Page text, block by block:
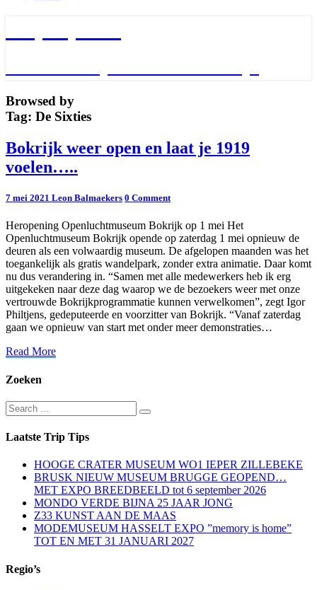
Browsed by
Tag: De Sixties
Bokrijk
weer
open
laat
1919
voelen…..
Bokrijk weer open en laat je 1919
voelen…..
7 mei 2021 Leon Balmaekers Comments
0 Comment
Heropening Openluchtmuseum Bokrijk op 1 mei Het
Openluchtmuseum Bokrijk opende op zaterdag 1 mei opnieuw de
deuren als een volwaardig museum. De afgelopen maanden was het
toegankelijk als gratis wandelpark, zonder extra animatie. Daar komt
nu dus verandering in. “Samen met alle medewerkers heb ik erg
uitgekeken naar deze dag waarop we de bezoekers weer met onze
vertrouwde Bokrijkprogrammatie kunnen verwelkomen”, zegt Igor
Philtjens, gedeputeerde en voorzitter van Bokrijk. “Vanaf zaterdag
gaan we opnieuw van start met onder meer demonstraties…
Read MoreRead
Zoeken
Search
for:
Search
Laatste Trip Tips
HOOGE CRATER MUSEUM WO1 IEPER ZILLEBEKE
BRUSK NIEUW MUSEUM BRUGGE GEOPEND…
MET EXPO BREEDBEELD tot 6 september 2026
MONDO VERDE BIJNA 25 JAAR JONG
Z33 KUNST AAN DE MAAS
MODEMUSEUM HASSELT EXPO ”memory is home”
TOT EN MET 31 JANUARI 2027
Regio’s